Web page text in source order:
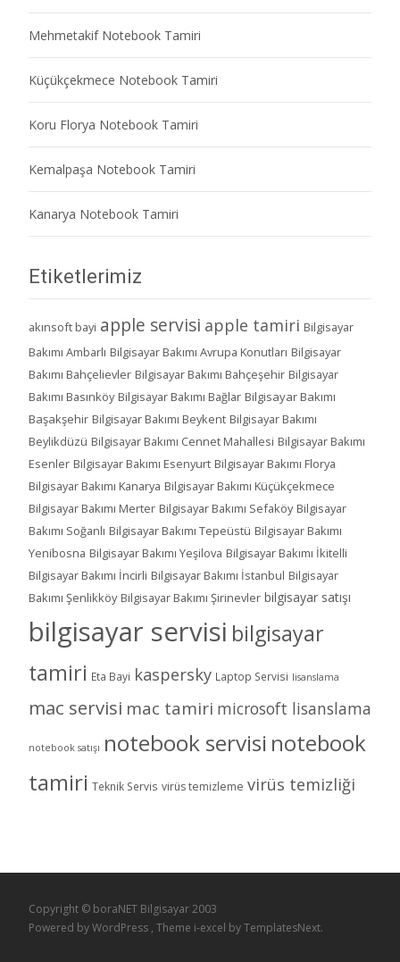
Mehmetakif Notebook Tamiri
Küçükçekmece Notebook Tamiri
Koru Florya Notebook Tamiri
Kemalpaşa Notebook Tamiri
Kanarya Notebook Tamiri
Etiketlerimiz
akınsoft bayi apple servisi apple tamiri Bilgisayar
Bakımı Ambarlı Bilgisayar Bakımı Avrupa Konutları Bilgisayar
Bakımı Bahçelievler Bilgisayar Bakımı Bahçeşehir Bilgisayar
Bakımı Basınköy Bilgisayar Bakımı Bağlar Bilgisayar Bakımı
Başakşehir Bilgisayar Bakımı Beykent Bilgisayar Bakımı
Beylikdüzü Bilgisayar Bakımı Cennet Mahallesi Bilgisayar Bakımı
Esenler Bilgisayar Bakımı Esenyurt Bilgisayar Bakımı Florya
Bilgisayar Bakımı Kanarya Bilgisayar Bakımı Küçükçekmece
Bilgisayar Bakımı Merter Bilgisayar Bakımı Sefaköy Bilgisayar
Bakımı Soğanlı Bilgisayar Bakımı Tepeüstü Bilgisayar Bakımı
Yenibosna Bilgisayar Bakımı Yeşilova Bilgisayar Bakımı İkitelli
Bilgisayar Bakımı İncirli Bilgisayar Bakımı İstanbul Bilgisayar
Bakımı Şenlikköy Bilgisayar Bakımı Şirinevler bilgisayar satışı
bilgisayar servisi bilgisayar
tamiri Eta Bayi kaspersky Laptop Servisi lisanslama
mac servisi mac tamiri microsoft lisanslama
notebook satışı notebook servisi notebook
tamiri Teknik Servis virüs temizleme virüs temizliği
Copyright © boraNET Bilgisayar 2003
Powered by WordPress , Theme i-excel by TemplatesNext.